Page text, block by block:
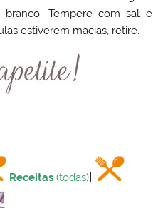
Tempere com sal e
estiverem macias, retire.
Receitas (todas)